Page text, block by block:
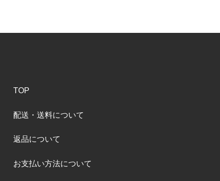
TOP
配送・送料について
返品について
お支払い方法について